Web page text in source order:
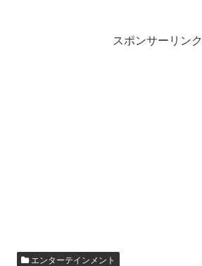
スポンサーリンク
エンターテインメント